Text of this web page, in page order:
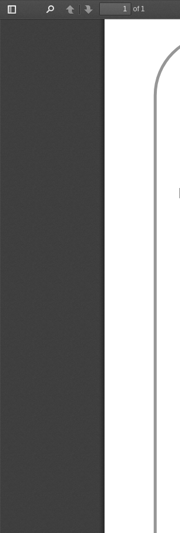
Toggle
PreviousNext
of 1